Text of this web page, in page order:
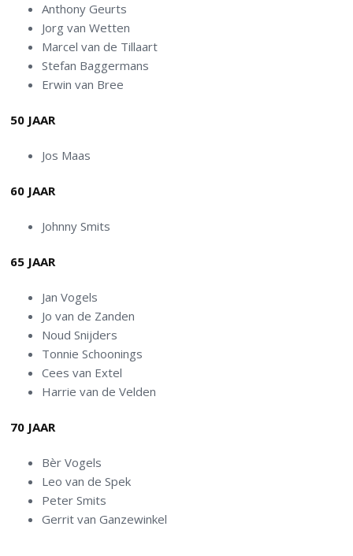
Anthony Geurts
Jorg van Wetten
Marcel van de Tillaart
Stefan Baggermans
Erwin van Bree
50 JAAR
Jos Maas
60 JAAR
Johnny Smits
65 JAAR
Jan Vogels
Jo van de Zanden
Noud Snijders
Tonnie Schoonings
Cees van Extel
Harrie van de Velden
70 JAAR
Bèr Vogels
Leo van de Spek
Peter Smits
Gerrit van Ganzewinkel